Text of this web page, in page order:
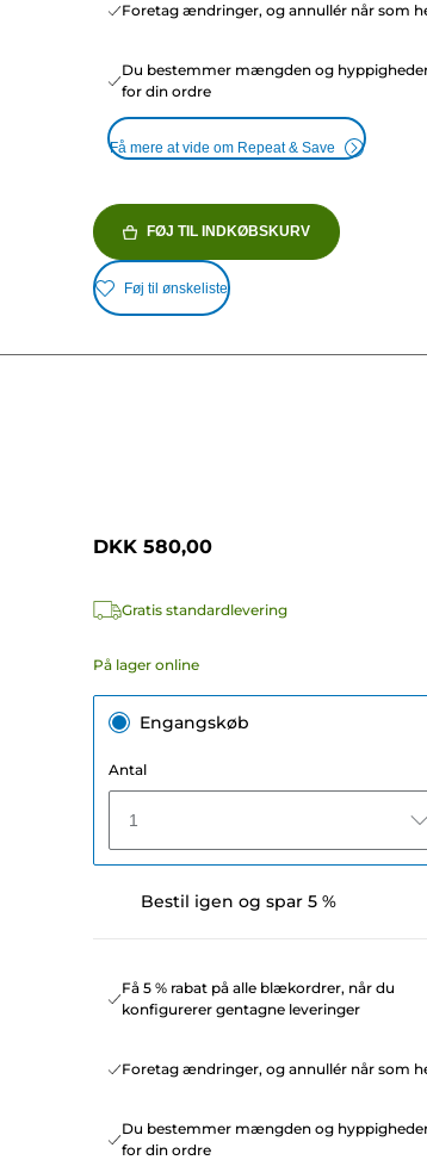
Foretag ændringer, og annullér når som
Du bestemmer mængden og
for din ordre
Få mere at vide om Repeat & Save
FØJ TIL INDKØBSKURV
Føj til ønskeliste
DKK 580,00
Gratis standardlevering
På lager online
Engangskøb
Antal
1
Bestil igen og spar 5 %
Få 5 % rabat på alle blækordrer, når du
konfigurerer gentagne leveringer
Foretag ændringer, og annullér når som
Du bestemmer mængden og
for din ordre